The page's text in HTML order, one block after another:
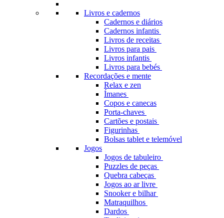
Livros e cadernos
Cadernos e diários
Cadernos infantis
Livros de receitas
Livros para pais
Livros infantis
Livros para bebés
Recordações e mente
Relax e zen
Ímanes
Copos e canecas
Porta-chaves
Cartões e postais
Figurinhas
Bolsas tablet e telemóvel
Jogos
Jogos de tabuleiro
Puzzles de peças
Quebra cabeças
Jogos ao ar livre
Snooker e bilhar
Matraquilhos
Dardos